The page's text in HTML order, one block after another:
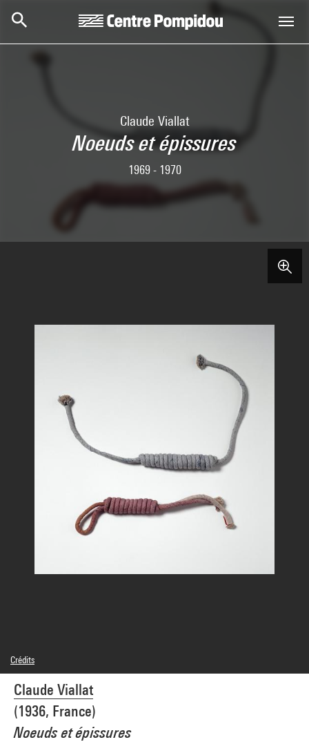
Claude Viallat
Noeuds et épissures
1969 - 1970
Claude Viallat
(1936, France)
Noeuds et épissures
Crédits
© Adagp, Paris
Crédit photographique : Service de la documentation photographique du MNAM -
Centre Pompidou, MNAM-CCI
Réf. image : 4R08146 [1986 CX 0090]